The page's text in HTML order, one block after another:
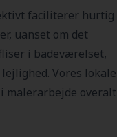
faciliterer hurtig
uanset om det
i badeværelset,
Vores lokale
malerarbejde overalt